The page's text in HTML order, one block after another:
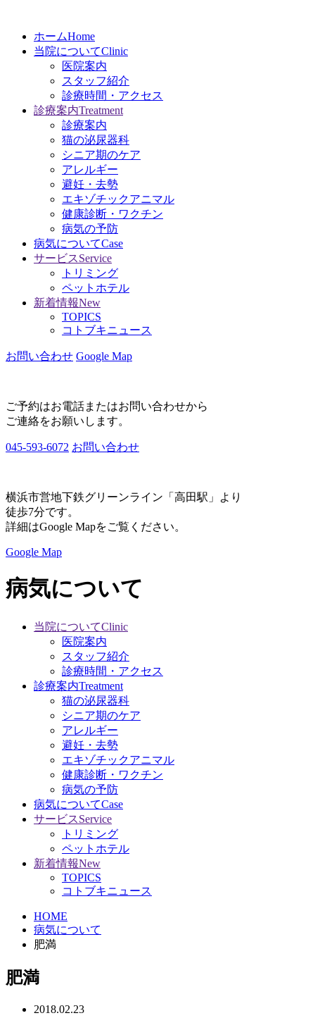
ホームHome
当院についてClinic
医院案内
スタッフ紹介
診療時間・アクセス
診療案内Treatment
診療案内
猫の泌尿器科
シニア期のケア
アレルギー
避妊・去勢
エキゾチックアニマル
健康診断・ワクチン
病気の予防
病気についてCase
サービスService
トリミング
ペットホテル
新着情報New
TOPICS
コトブキニュース
お問い合わせ Google Map
ご予約はお電話またはお問い合わせから
ご連絡をお願いします。
045-593-6072 お問い合わせ
横浜市営地下鉄グリーンライン「高田駅」より
徒歩7分です。
詳細はGoogle Mapをご覧ください。
Google Map
病気について
当院についてClinic
医院案内
スタッフ紹介
診療時間・アクセス
診療案内Treatment
猫の泌尿器科
シニア期のケア
アレルギー
避妊・去勢
エキゾチックアニマル
健康診断・ワクチン
病気の予防
病気についてCase
サービスService
トリミング
ペットホテル
新着情報New
TOPICS
コトブキニュース
HOME
病気について
肥満
肥満
2018.02.23